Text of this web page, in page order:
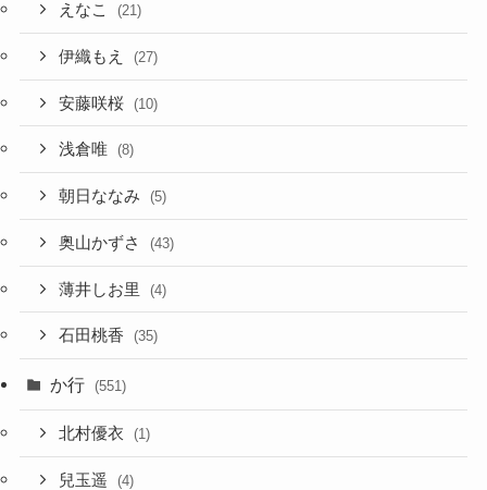
えなこ (21)
伊織もえ (27)
安藤咲桜 (10)
浅倉唯 (8)
朝日ななみ (5)
奥山かずさ (43)
薄井しお里 (4)
石田桃香 (35)
か行 (551)
北村優衣 (1)
兒玉遥 (4)